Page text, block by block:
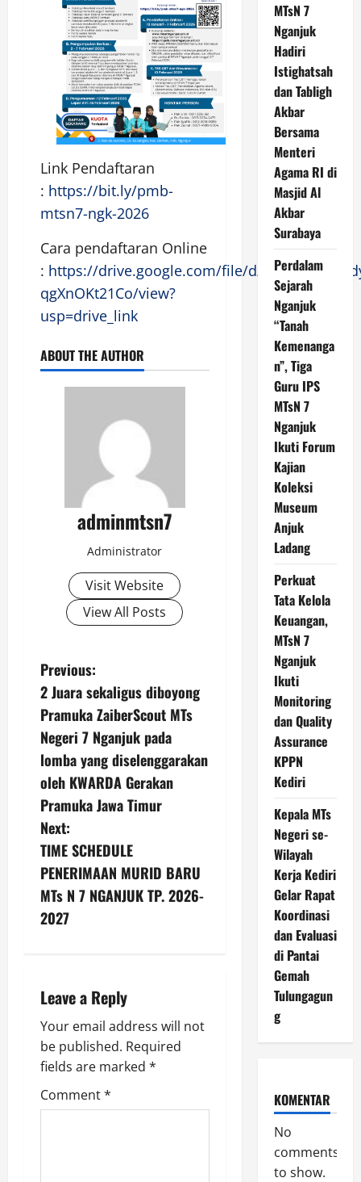
Link Pendaftaran
: https://bit.ly/pmb-
mtsn7-ngk-2026
Cara pendaftaran Online
: https://drive.google.com/file/d/
qgXnOKt21Co/view?
usp=drive_link
ABOUT THE AUTHOR
adminmtsn7
Administrator
Visit Website
View All Posts
P
o
s
t
n
a
v
i
t
i
o
n
Previous:
2 Juara sekaligus diboyong
Pramuka ZaiberScout MTs
Negeri 7 Nganjuk pada
lomba yang diselenggarakan
oleh KWARDA Gerakan
Pramuka Jawa Timur
Next:
TIME SCHEDULE
PENERIMAAN MURID BARU
MTs N 7 NGANJUK TP. 2026-
2027
Leave a Reply
Your email address will not
be published. Required
fields are marked *
Comment*
MTsN 7
Nganjuk
Hadiri
Istighatsah
dan Tabligh
Akbar
Bersama
Menteri
Agama RI di
Masjid Al
Akbar
Surabaya
Perdalam
Sejarah
Nganjuk
“Tanah
Kemenanga
n”, Tiga
Guru IPS
MTsN 7
Nganjuk
Ikuti Forum
Kajian
Koleksi
Museum
Anjuk
Ladang
Perkuat
Tata Kelola
Keuangan,
MTsN 7
Nganjuk
Ikuti
Monitoring
dan Quality
Assurance
KPPN
Kediri
Kepala MTs
Negeri se-
Wilayah
Kerja Kediri
Gelar Rapat
Koordinasi
dan Evaluasi
di Pantai
Gemah
Tulungagun
g
KOMENTAR
No
comments
to show.